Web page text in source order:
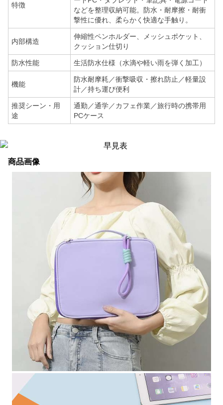
特徴
などを整理収納可能。防水・耐摩擦・耐衝
撃性に優れ、柔らかく快適な手触り。
内部構造
伸縮性ペンホルダー、メッシュポケット、
クッション仕切り
防水性能 生活防水仕様（水滴や軽い雨を弾く加工）
機能
防水耐摩耗／衝撃吸収・擦れ防止／軽量設
計／持ち運び便利
推奨シーン・用
途
通勤／通学／カフェ作業／旅行時の携帯用
PCケース
商品画像